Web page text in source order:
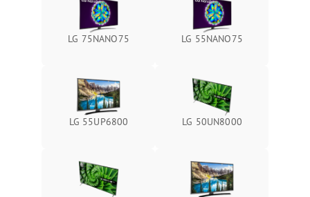
LG 75NANO75 LG 55NANO75
LG 55UP6800 LG 50UN8000